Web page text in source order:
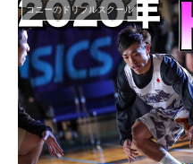
コニーのドリブルスクール